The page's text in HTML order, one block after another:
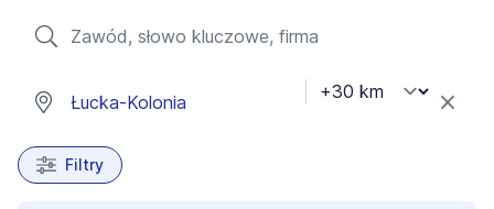
Filtry